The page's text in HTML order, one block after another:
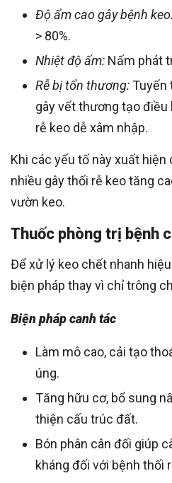
Độ ẩm cao gây bệnh
> 80%.
Nhiệt độ ấm: Nấm phát
Rễ bị tổn thương:Tuyến
gây vết thương tạo
rễ keo dễ xâm nhập.
Khi các yếu tố này xuất
nhiều gây thối rễ keo tăng
vườn keo.
Thuốc phòng trị bệnh
Để xử lý keo chết nhanh
biện pháp thay vì chỉ trông
Biện pháp canh tác
Làm mô cao, cải tạo
úng.
Tăng hữu cơ, bổ sung
thiện cấu trúc đất.
Bón phân cân đối giúp
kháng đối với bệnh thối